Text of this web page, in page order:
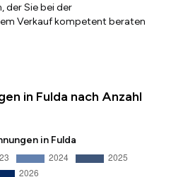
der Sie bei der
Verkauf kompetent beraten
in Fulda nach Anzahl
in Fulda